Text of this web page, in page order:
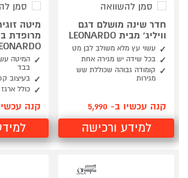
סמן להשוואה
חדר שינה מושלם דגם
וויליג' מבית LEONARDO
עשוי עץ מלא משולב לבן מט
בכל שידה יש מגירה אחת
קומודה גבוהה שכוללת שש
מגירות
קנה עכשיו ב- 5,990
למידע ורכישה
סמן
מיטה
מרופדת
המיטה
בבד
בעיצוב
כולל
קנה עכשיו ב-